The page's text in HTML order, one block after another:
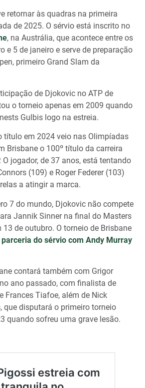
retornar às quadras na primeira
de 2025. O sérvio está inscrito no
, na Austrália, que acontece entre os
e 5 de janeiro e serve de preparação
primeiro Grand Slam da
de Djokovic no ATP de
o torneio apenas em 2009 quando
Gulbis logo na estreia.
título em 2024 veio nas Olimpíadas
Brisbane o 100º título da carreira
O jogador, de 37 anos, está tentando
(109) e Roger Federer (103)
a atingir a marca.
7 do mundo, Djokovic não compete
Jannik Sinner na final do Masters
13 de outubro. O torneio de Brisbane
do sérvio com Andy Murray
contará também com Grigor
ano passado, com finalista de
Frances Tiafoe, além de Nick
que disputará o primeiro torneio
quando sofreu uma grave lesão.